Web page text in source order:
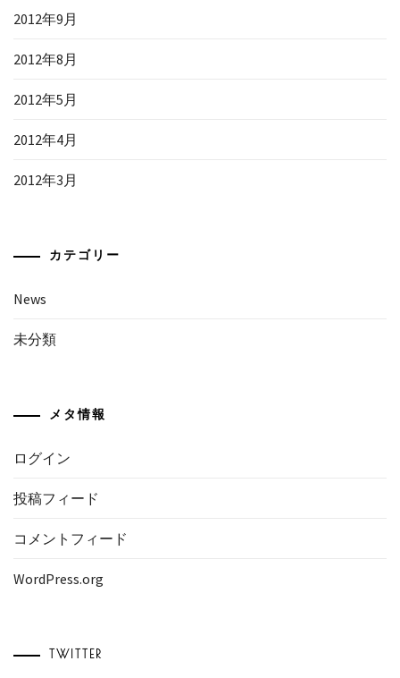
2012年9月
2012年8月
2012年5月
2012年4月
2012年3月
カテゴリー
News
未分類
メタ情報
ログイン
投稿フィード
コメントフィード
WordPress.org
TWITTER